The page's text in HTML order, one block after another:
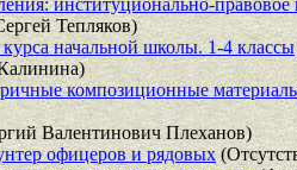
Тепляков)
начальной школы. 1-4 классы
композиционные
Валентинович Плеханов)
офицеров и рядовых